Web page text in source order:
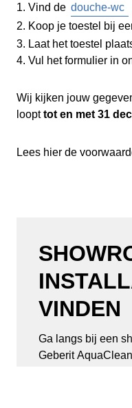
1. Vind de douche-wc
2. Koop je toestel bij
3. Laat het toestel
4. Vul het formulier in
Wij kijken jouw
loopttot en met 31
Lees hier de
VINDEN
Ga langs bij een
Geberit